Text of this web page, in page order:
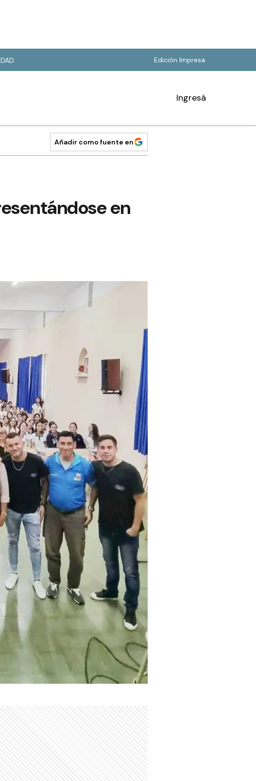
Edición Impresa
Ingresá
Añadir como fuente en
en